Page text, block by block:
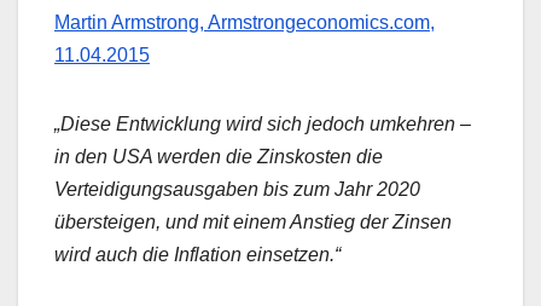
Martin Armstrong, Armstrongeconomics.com,
11.04.2015
„Diese Entwicklung wird sich jedoch umkehren –
in den USA werden die Zinskosten die
Verteidigungsausgaben bis zum Jahr 2020
übersteigen, und mit einem Anstieg der Zinsen
wird auch die Inflation einsetzen.“